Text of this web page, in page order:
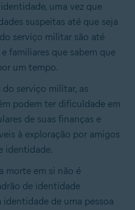
uma vez que
suspeitas até que seja
serviço militar são até
familiares que sabem que
um tempo.
serviço militar, as
podem ter dificuldade em
de suas finanças e
à exploração por amigos
identidade.
morte em si não é
de identidade
identidade de uma pessoa